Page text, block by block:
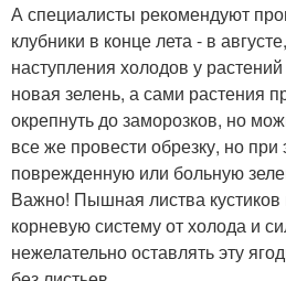
А специалисты рекомендуют
клубники в конце лета - в
наступления холодов у
новая зелень, а сами растения
окрепнуть до заморозков, но
все же провести обрезку, но при
поврежденную или больную
Важно! Пышная листва
корневую систему от холода и
нежелательно оставлять эту